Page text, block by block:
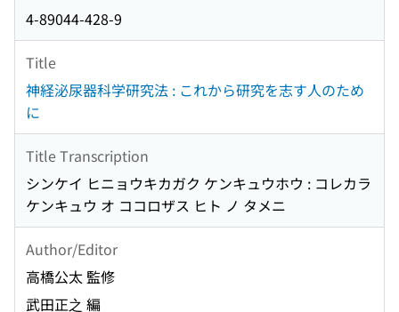
4-89044-428-9
Title
神経泌尿器科学研究法 : これから研究を志す人のため
に
Title Transcription
シンケイ ヒニョウキカガク ケンキュウホウ : コレカラ
ケンキュウ オ ココロザス ヒト ノ タメニ
Author/Editor
高橋公太 監修
武田正之 編